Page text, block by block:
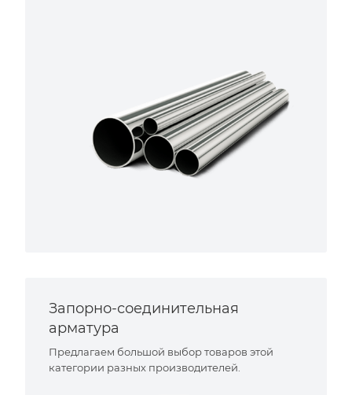
Запорно-соединительная
арматура
Предлагаем большой выбор товаров этой
категории разных производителей.